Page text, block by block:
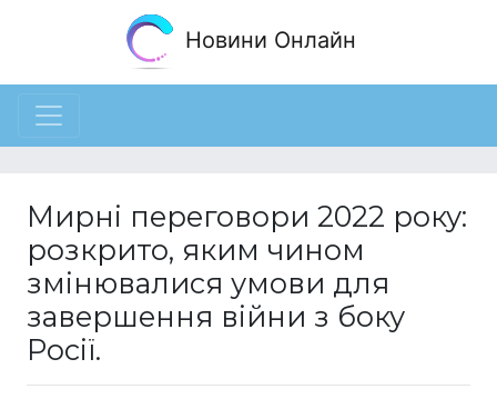
Новини Онлайн
Мирні переговори 2022 року:
розкрито, яким чином
змінювалися умови для
завершення війни з боку
Росії.